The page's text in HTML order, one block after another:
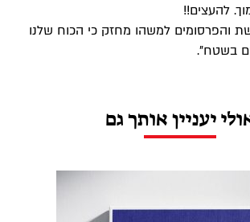
להעצים!!
והפרסומים למשהו מחזק כי הכוח שלנו
בשטח".
יעניין אותך גם